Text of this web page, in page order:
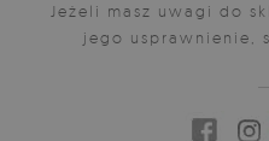
Jeżeli masz uwagi do
jego usprawnienie,